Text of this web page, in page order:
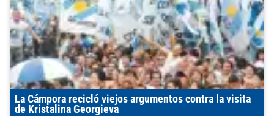
La Cámpora recicló viejos argumentos contra la visita
de Kristalina Georgieva